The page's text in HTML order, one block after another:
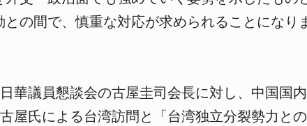
の間で、慎重な対応が求められることになり
華議員懇談会の古屋圭司会長に対し、中国国
屋氏による台湾訪問と「台湾独立分裂勢力と